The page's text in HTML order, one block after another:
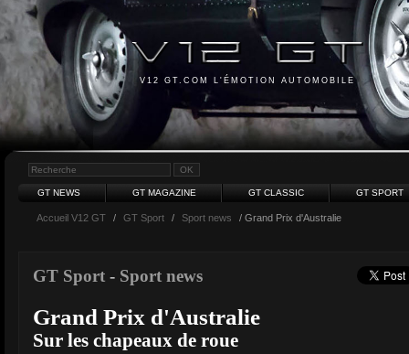
V12 GT.COM L'ÉMOTION AUTOMOBILE
GT NEWS GT MAGAZINE GT CLASSIC GT SPORT
Accueil V12 GT / GT Sport / Sport news / Grand Prix d'Australie
GT Sport - Sport news
Grand Prix d'Australie
Sur les chapeaux de roue